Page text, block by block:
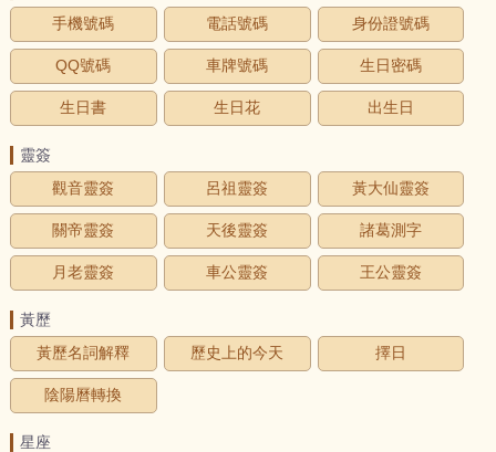
手機號碼
電話號碼 身份證號碼
QQ號碼 車牌號碼 生日密碼
生日書 生日花 出生日
靈簽
觀音靈簽
呂祖靈簽 黃大仙靈簽
關帝靈簽 天後靈簽 諸葛測字
月老靈簽 車公靈簽 王公靈簽
黃歷
黃歷名詞解釋
歷史上的今天 擇日
陰陽曆轉換
星座